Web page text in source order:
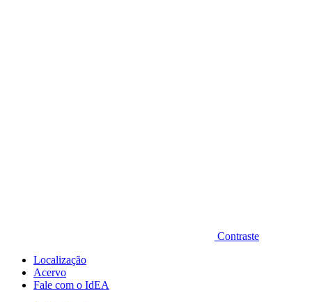
Contraste
Localização
Acervo
Fale com o IdEA